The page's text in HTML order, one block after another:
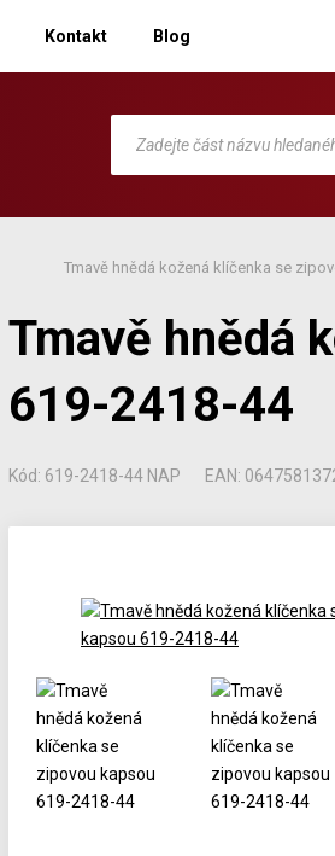
Kontakt Blog
Tmavě hnědá kožená klíčenka se
Tmavě hnědá
619-2418-44
Kód: 619-2418-44 NAP EAN: